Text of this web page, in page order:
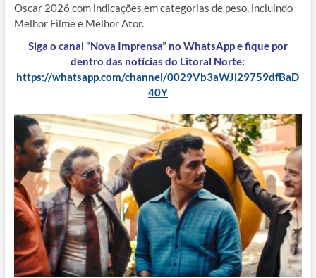
Oscar 2026 com indicações em categorias de peso, incluindo
Melhor Filme e Melhor Ator.
Siga o canal “Nova Imprensa” no WhatsApp e fique por
dentro das notícias do Litoral Norte:
https://whatsapp.com/channel/0029Vb3aWJl29759dfBaD
40Y